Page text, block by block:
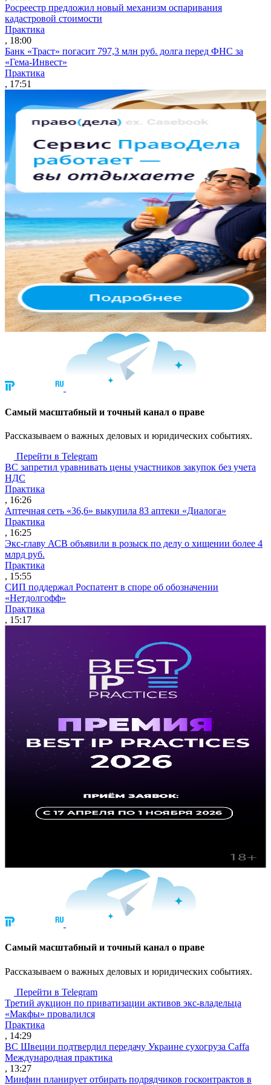
Росреестр предложил новый механизм оспаривания
кадастровой стоимости
Практика
, 18:00
Банк «Траст» погасит 797,3 млн руб. долга перед ФНС за
«Гема-Инвест»
Практика
, 17:51
Cамый масштабный и точный канал о праве
Рассказываем о важных деловых и юридических событиях.
Перейти в Telegram
ВС запретил уравнивать цены участников закупок без учета
НДС
Практика
, 16:26
Аптечная сеть «36,6» выкупила 83 аптеки «Диалога»
Практика
, 16:25
Экс-главу АСВ объявили в розыск по делу о хищении более 4
млрд руб.
Практика
, 15:55
СИП поддержал Роспатент в споре об обозначении
«Нетдолгофф»
Практика
, 15:17
Cамый масштабный и точный канал о праве
Рассказываем о важных деловых и юридических событиях.
Перейти в Telegram
Третий аукцион по приватизации активов экс-владельца
«Макфы» провалился
Практика
, 14:29
ВС Швеции подтвердил передачу Украине сухогруза Caffa
Международная практика
, 13:27
Минфин планирует отбирать подрядчиков госконтрактов в